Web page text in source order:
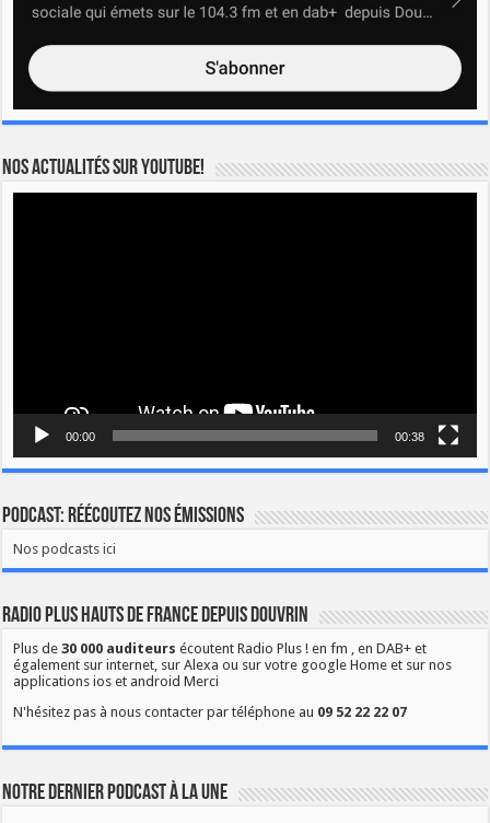
Nos actualités sur YOUTUBE!
00:00 00:38
Podcast: Réécoutez nos émissions
Nos podcasts ici
Radio Plus Hauts de France depuis Douvrin
Plus de30 000 auditeurs écoutent Radio Plus ! en fm , en DAB+ et
également sur internet, sur Alexa ou sur votre google Home et sur nos
applications ios et android Merci
N'hésitez pas à nous contacter par téléphone au 09 52 22 22 07
Notre dernier podcast à la une